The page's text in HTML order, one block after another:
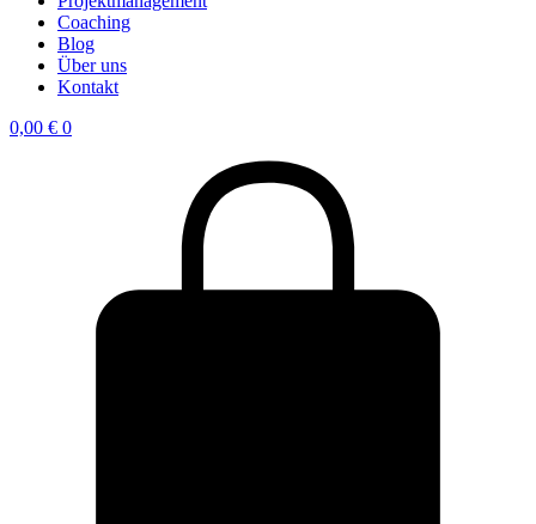
Coaching
Blog
Über uns
Kontakt
0,00 € 0